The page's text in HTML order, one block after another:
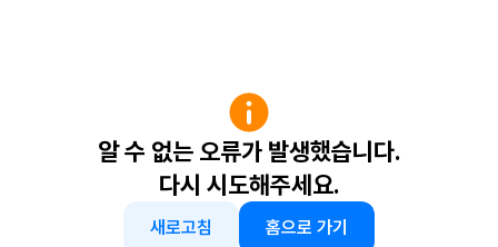
알 수 없는 오류가 발생했습니다.
다시 시도해주세요.
새로고침 홈으로 가기